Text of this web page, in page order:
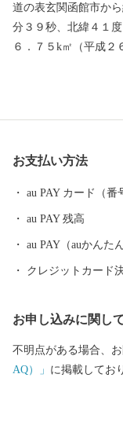
道の表玄関函館市か
分３９秒、北緯４１
６．７５k㎡（平成２
雨鱒川を境に鹿部町
沼・小沼・蓴菜沼を
５号が縦断しており
すが、西側の平野部
して開発されています。 世界地図で七飯町を見ると、当
市が多数あります。 ２．気候 七飯町は北海道の南西部に位置し、
お支払い方法
au PAY カード（番
au PAY 残高
au PAY（auかんた
クレジットカード
お申し込みに関し
不明点がある場合、
AQ）」 に掲載してお